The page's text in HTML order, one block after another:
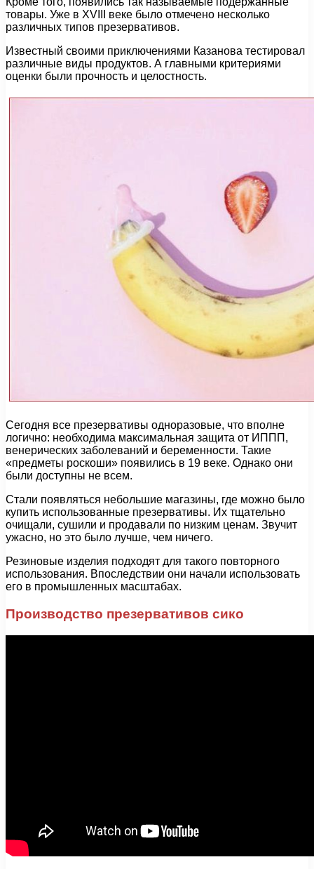
товары. Уже в XVIII веке было отмечено несколько
различных типов презервативов.
Известный своими приключениями Казанова тестировал
различные виды продуктов. А главными критериями
оценки были прочность и целостность.
Сегодня все презервативы одноразовые, что вполне
логично: необходима максимальная защита от ИППП,
венерических заболеваний и беременности. Такие
«предметы роскоши» появились в 19 веке. Однако они
были доступны не всем.
Стали появляться небольшие магазины, где можно было
купить использованные презервативы. Их тщательно
очищали, сушили и продавали по низким ценам. Звучит
ужасно, но это было лучше, чем ничего.
Резиновые изделия подходят для такого повторного
использования. Впоследствии они начали использовать
его в промышленных масштабах.
Производство презервативов сико